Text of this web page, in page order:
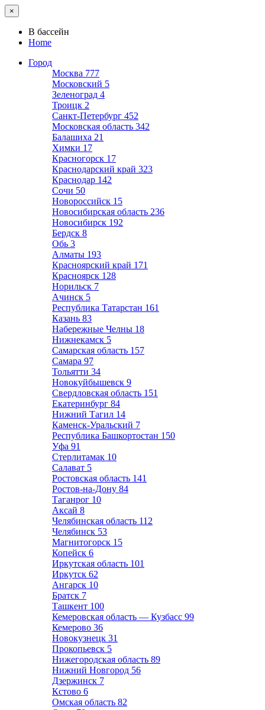
×
В бассейн
Home
Город
Москва 777
Московский 5
Зеленоград 4
Троицк 2
Санкт-Петербург 452
Московская область 342
Балашиха 21
Химки 17
Красногорск 17
Краснодарский край 323
Краснодар 142
Сочи 50
Новороссийск 15
Новосибирская область 236
Новосибирск 192
Бердск 8
Обь 3
Алматы 193
Красноярский край 171
Красноярск 128
Норильск 7
Ачинск 5
Республика Татарстан 161
Казань 83
Набережные Челны 18
Нижнекамск 5
Самарская область 157
Самара 97
Тольятти 34
Новокуйбышевск 9
Свердловская область 151
Екатеринбург 84
Нижний Тагил 14
Каменск-Уральский 7
Республика Башкортостан 150
Уфа 91
Стерлитамак 10
Салават 5
Ростовская область 141
Ростов-на-Дону 84
Таганрог 10
Аксай 8
Челябинская область 112
Челябинск 53
Магнитогорск 15
Копейск 6
Иркутская область 101
Иркутск 62
Ангарск 10
Братск 7
Ташкент 100
Кемеровская область — Кузбасс 99
Кемерово 36
Новокузнецк 31
Прокопьевск 5
Нижегородская область 89
Нижний Новгород 56
Дзержинск 7
Кстово 6
Омская область 82